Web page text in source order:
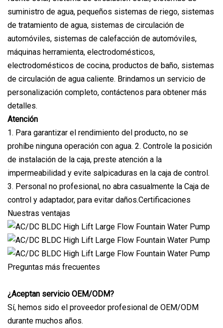
suministro de agua, pequeños sistemas de riego, sistemas
de tratamiento de agua, sistemas de circulación de
automóviles, sistemas de calefacción de automóviles,
máquinas herramienta, electrodomésticos,
electrodomésticos de cocina, productos de baño, sistemas
de circulación de agua caliente. Brindamos un servicio de
personalización completo, contáctenos para obtener más
detalles.
Atención
1. Para garantizar el rendimiento del producto, no se
prohíbe ninguna operación con agua. 2. Controle la posición
de instalación de la caja, preste atención a la
impermeabilidad y evite salpicaduras en la caja de control.
3. Personal no profesional, no abra casualmente la Caja de
control y adaptador, para evitar daños.Certificaciones
Nuestras ventajas
Preguntas más frecuentes
¿Aceptan servicio OEM/ODM?
Sí, hemos sido el proveedor profesional de OEM/ODM
durante muchos años.